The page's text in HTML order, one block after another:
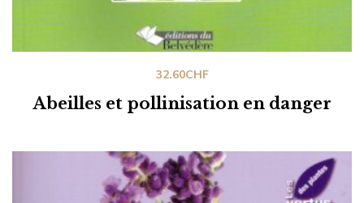
Abeilles et pollinisation en danger
32.60CHF